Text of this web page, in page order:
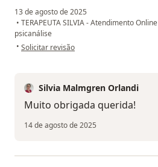
13 de agosto de 2025
• TERAPEUTA SILVIA - Atendimento Online
psicanálise
• na opinião do utilizador Luisa
Solicitar revisão
Silvia Malmgren Orlandi
Muito obrigada querida!
14 de agosto de 2025